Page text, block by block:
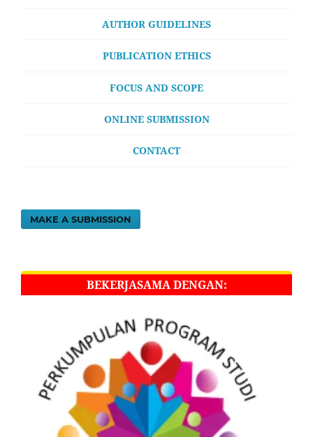
AUTHOR GUIDELINES
PUBLICATION ETHICS
FOCUS AND SCOPE
ONLINE SUBMISSION
CONTACT
MAKE A SUBMISSION
BEKERJASAMA DENGAN: